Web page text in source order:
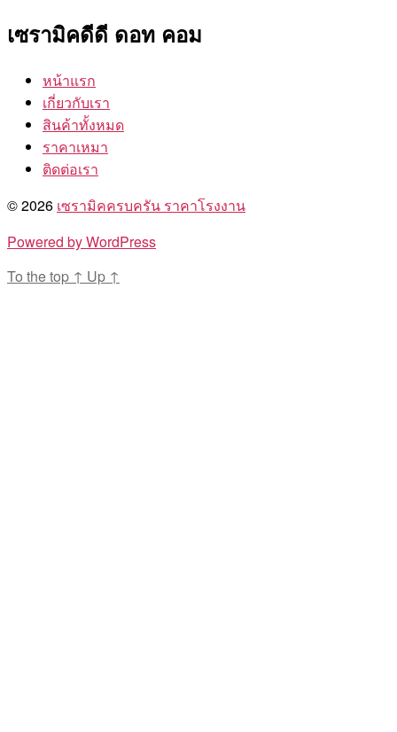
เซรามิคดีดี ดอท คอม
หน้าแรก
เกี่ยวกับเรา
สินค้าทั้งหมด
ราคาเหมา
ติดต่อเรา
© 2026 เซรามิคครบครัน ราคาโรงงาน
Powered by WordPress
To the top ↑ Up ↑